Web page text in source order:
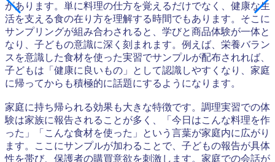
があります。単に料理の仕方を覚えるだけでなく、健康な生
活を支える食の在り方を理解する時間でもあります。そこに
サンプリングが組み合わされると、学びと商品体験が一体と
なり、子どもの意識に深く刻まれます。例えば、栄養バラン
スを意識した食材を使った実習でサンプルが配布されれば、
子どもは「健康に良いもの」として認識しやすくなり、家庭
に帰ってからも積極的に話題にするようになります。
家庭に持ち帰られる効果も大きな特徴です。調理実習での体
験は家族に報告されることが多く、「今日はこんな料理を作
った」「こんな食材を使った」という言葉が家庭内に広がり
ます。ここにサンプルが加わることで、子どもの報告が具体
性を帯び、保護者の購買意欲を刺激します。家庭での会話が